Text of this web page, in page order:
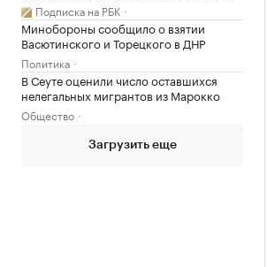
Подписка на РБК
Минобороны сообщило о взятии
Васютинского и Торецкого в ДНР
Политика
В Сеуте оценили число оставшихся
нелегальных мигрантов из Марокко
Общество
Загрузить еще